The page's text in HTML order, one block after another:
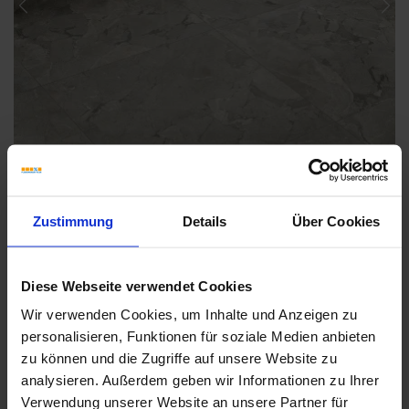
Zustimmung Details Über Cookies
Diese Webseite verwendet Cookies
Wir verwenden Cookies, um Inhalte und Anzeigen zu
personalisieren, Funktionen für soziale Medien anbieten
zu können und die Zugriffe auf unsere Website zu
analysieren. Außerdem geben wir Informationen zu Ihrer
Verwendung unserer Website an unsere Partner für
Previous
Weitere Serien von Coem
Fliesenkleber